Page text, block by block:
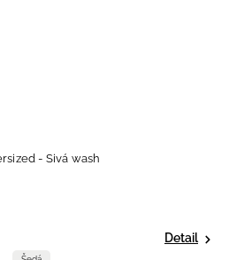
- Sivá wash
Detail